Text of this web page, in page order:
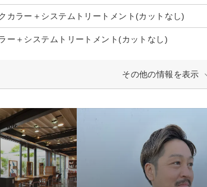
カラー＋システムトリートメント(カットなし)
ー＋システムトリートメント(カットなし)
その他の情報を表示